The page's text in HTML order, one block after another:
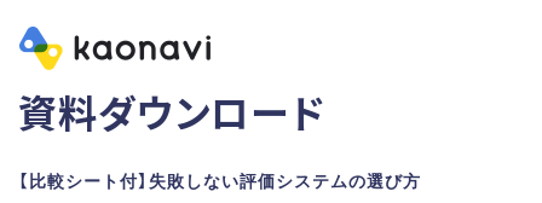
資料ダウンロード
【比較シート付】失敗しない評価システムの選び方